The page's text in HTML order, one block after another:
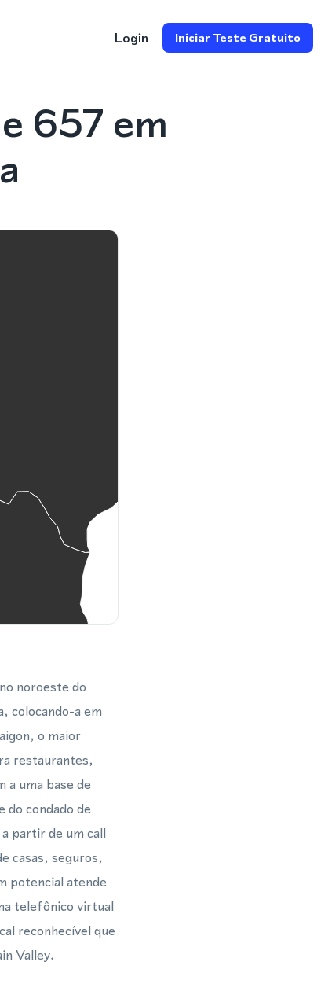
Login Iniciar Teste Gratuito
657 em
noroeste do
colocando-a em
o maior
restaurantes,
uma base de
condado de
partir de um call
casas, seguros,
potencial atende
telefônico virtual
reconhecível que
Valley.